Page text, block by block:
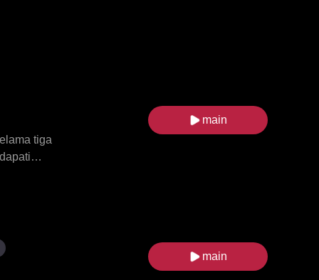
tiga
mereka
dan jatuh
main
main